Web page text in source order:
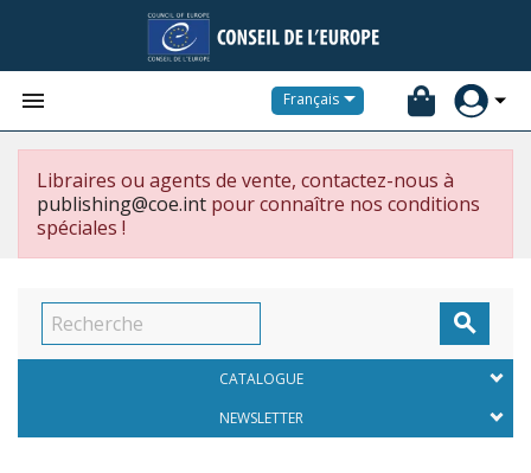
 Français
Libraires ou agents de vente, contactez-nous à
publishing@coe.int pour connaître nos conditions
spéciales !

CATALOGUE
NEWSLETTER